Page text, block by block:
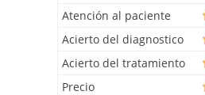
Atención al paciente
Acierto del diagnostico
Acierto del tratamiento
Precio